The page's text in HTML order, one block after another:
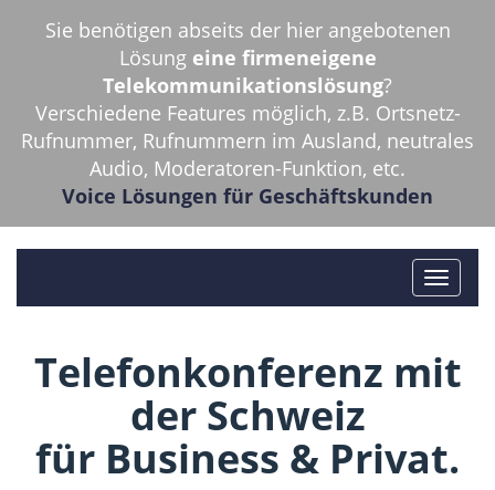
Sie benötigen abseits der hier angebotenen
Lösung eine firmeneigene
Telekommunikationslösung?
Verschiedene Features möglich, z.B. Ortsnetz-
Rufnummer, Rufnummern im Ausland, neutrales
Audio, Moderatoren-Funktion, etc.
Voice Lösungen für Geschäftskunden
Telefonkonferenz mit
der Schweiz
für Business & Privat.